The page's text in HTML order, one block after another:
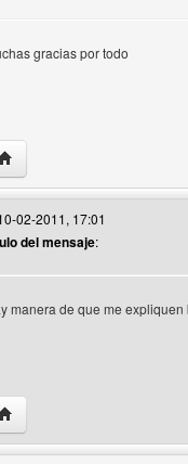
del usuario
gracias por todo
sitio web del autor:
02-2011, 17:01
del mensaje:
manera de que me
sitio web del autor: